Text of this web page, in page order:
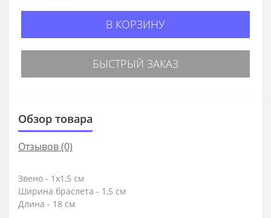
В КОРЗИНУ
БЫСТРЫЙ ЗАКАЗ
Обзор товара
Отзывов (0)
Звено - 1х1,5 см
Ширина браслета - 1,5 см
Длина - 18 см